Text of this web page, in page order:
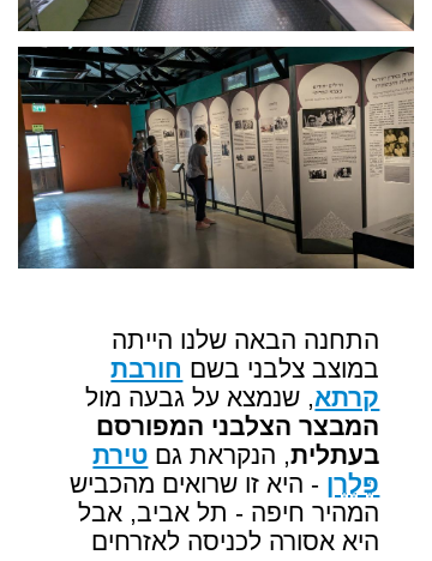
התחנה הבאה שלנו הייתה
במוצב צלבני בשם חורבת
קרתא, שנמצא על גבעה מול
המבצר הצלבני המפורסם
בעתלית, הנקראת גם טירת
פֶּלֶרֶן - היא זו שרואים מהכביש
המהיר חיפה - תל אביב, אבל
היא אסורה לכניסה לאזרחים